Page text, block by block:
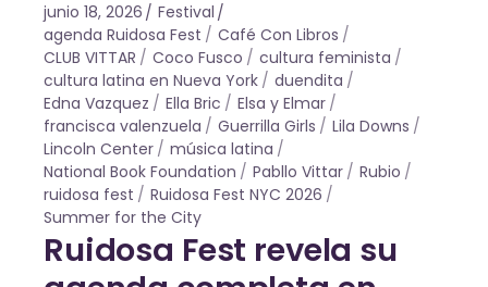
junio 18, 2026
Festival
agenda Ruidosa Fest
Café Con Libros
CLUB VITTAR
Coco Fusco
cultura feminista
cultura latina en Nueva York
duendita
Edna Vazquez
Ella Bric
Elsa y Elmar
francisca valenzuela
Guerrilla Girls
Lila Downs
Lincoln Center
música latina
National Book Foundation
Pabllo Vittar
Rubio
ruidosa fest
Ruidosa Fest NYC 2026
Summer for the City
Ruidosa Fest revela su